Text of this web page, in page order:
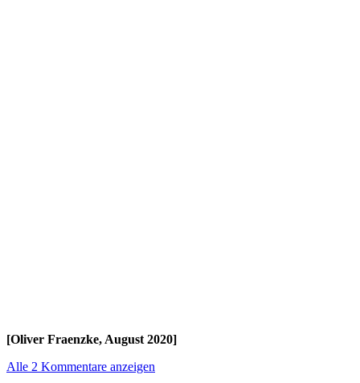
[Oliver Fraenzke, August 2020]
Alle 2 Kommentare anzeigen